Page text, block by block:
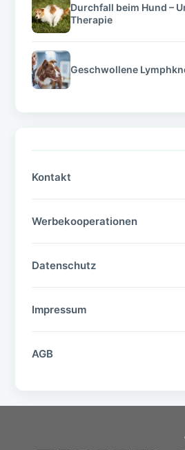
Durchfall beim Hund –
Therapie
Geschwollene
Kontakt
Werbekooperationen
Datenschutz
Impressum
AGB